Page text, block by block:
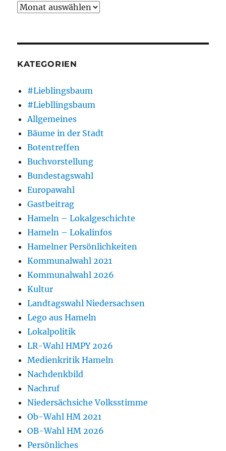
Archiv
KATEGORIEN
#Lieblingsbaum
#Liebllingsbaum
Allgemeines
Bäume in der Stadt
Botentreffen
Buchvorstellung
Bundestagswahl
Europawahl
Gastbeitrag
Hameln – Lokalgeschichte
Hameln – Lokalinfos
Hamelner Persönlichkeiten
Kommunalwahl 2021
Kommunalwahl 2026
Kultur
Landtagswahl Niedersachsen
Lego aus Hameln
Lokalpolitik
LR-Wahl HMPY 2026
Medienkritik Hameln
Nachdenkbild
Nachruf
Niedersächsiche Volksstimme
Ob-Wahl HM 2021
OB-Wahl HM 2026
Persönliches